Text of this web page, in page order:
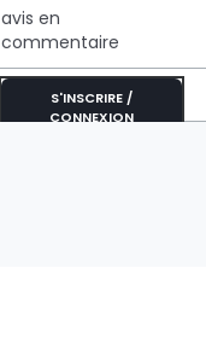
avis en
commentaire
S'INSCRIRE /
CONNEXION